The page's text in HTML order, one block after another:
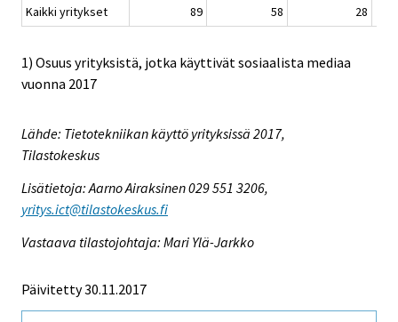
Kaikki yritykset
89 58 28
1) Osuus yrityksistä, jotka käyttivät sosiaalista mediaa
vuonna 2017
Lähde: Tietotekniikan käyttö yrityksissä 2017,
Tilastokeskus
Lisätietoja: Aarno Airaksinen 029 551 3206,
yritys.ict@tilastokeskus.fi
Vastaava tilastojohtaja: Mari Ylä-Jarkko
Päivitetty 30.11.2017